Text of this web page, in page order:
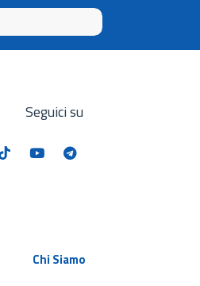
Seguici su
Chi Siamo